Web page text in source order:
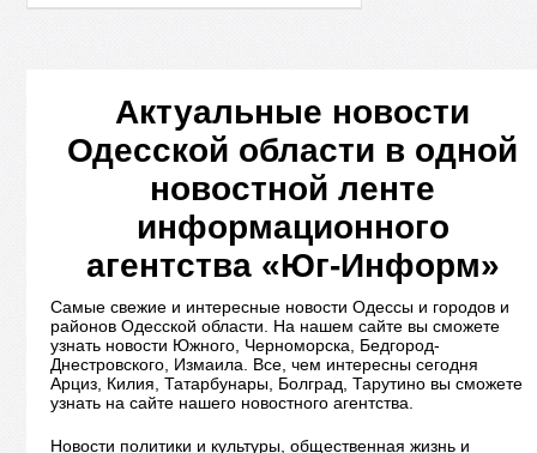
Актуальные новости
Одесской области в одной
новостной ленте
информационного
агентства «Юг-Информ»
Самые свежие и интересные новости Одессы и городов и
районов Одесской области. На нашем сайте вы сможете
узнать новости Южного, Черноморска, Бедгород-
Днестровского, Измаила. Все, чем интересны сегодня
Арциз, Килия, Татарбунары, Болград, Тарутино вы сможете
узнать на сайте нашего новостного агентства.
Новости политики и культуры, общественная жизнь и